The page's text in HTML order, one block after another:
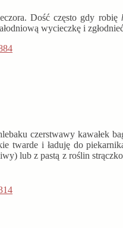
Dość często gdy robię
wycieczkę i
czerstwawy
twarde i ładuję do
lub z pastą z roślin